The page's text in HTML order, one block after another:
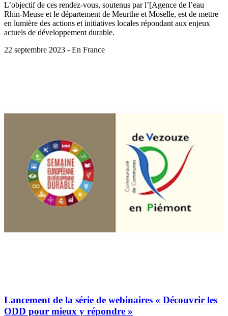
L’objectif de ces rendez-vous, soutenus par l’[Agence de l’eau
Rhin-Meuse et le département de Meurthe et Moselle, est de mettre
en lumière des actions et initiatives locales répondant aux enjeux
actuels de développement durable.
22 septembre 2023 - En France
Lancement de la série de webinaires « Découvrir les
ODD pour mieux y répondre »